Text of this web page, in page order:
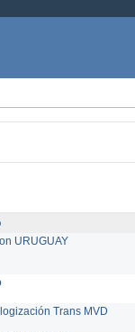
URUGUAY
Trans MVD